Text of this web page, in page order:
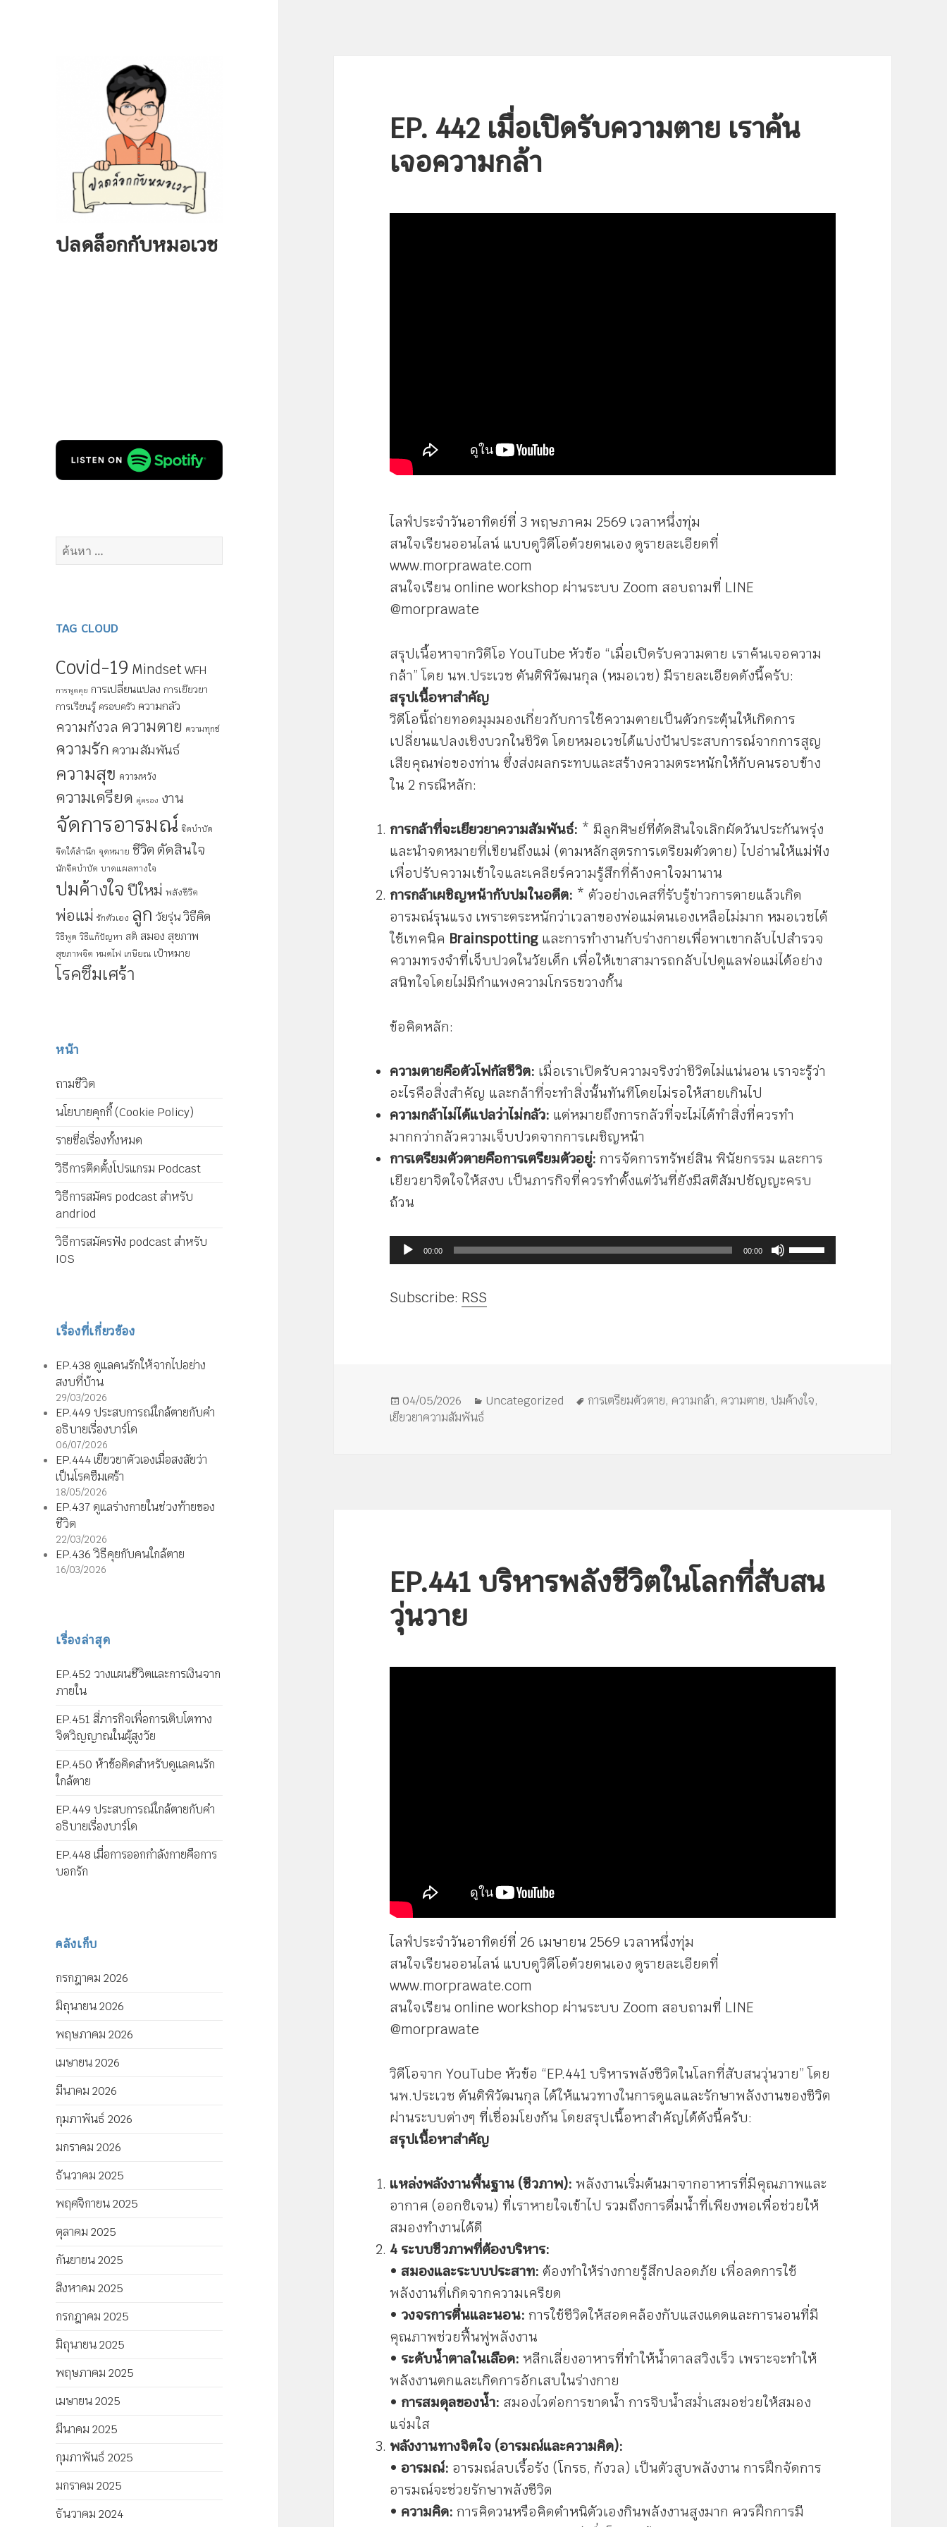
ปลดล็อกกับหมอเวช
ค้นหา
TAG CLOUD
Covid-19 Mindset WFH
การพูดคุย การเปลี่ยนแปลง การเยียวยา
การเรียนรู้ ครอบครัว ความกลัว
ความกังวล ความตาย ความทุกข์
ความรัก ความสัมพันธ์
ความสุข ความหวัง
ความเครียด คู่ครอง งาน
จัดการอารมณ์ จิตบำบัด
จิตใต้สำนึก จุดหมาย ชีวิต ตัดสินใจ
นักจิตบำบัด บาดแผลทางใจ
ปมค้างใจ ปีใหม่ พลังชีวิต
พ่อแม่ รักตัวเอง ลูก วัยรุ่นวิธีคิด
วิธีพูด วิธีแก้ปัญหา สติ สมอง สุขภาพ
สุขภาพจิต หมดไฟ เกษียณ เป้าหมาย
โรคซึมเศร้า
หน้า
ถามชีวิต
นโยบายคุกกี้ (Cookie Policy)
รายชื่อเรื่องทั้งหมด
วิธีการติดตั้งโปรแกรม Podcast
วิธีการสมัคร podcast สำหรับ
andriod
วิธีการสมัครฟัง podcast สำหรับ
IOS
เรื่องที่เกี่ยวข้อง
EP.438 ดูแลคนรักให้จากไปอย่าง
สงบที่บ้าน
29/03/2026
EP.449 ประสบการณ์ใกล้ตายกับคำ
อธิบายเรื่องบาร์โด
06/07/2026
EP.444 เยียวยาตัวเองเมื่อสงสัยว่า
เป็นโรคซึมเศร้า
18/05/2026
EP.437 ดูแลร่างกายในช่วงท้ายของ
ชีวิต
22/03/2026
EP.436 วิธีคุยกับคนใกล้ตาย
16/03/2026
เรื่องล่าสุด
EP.452 วางแผนชีวิตและการเงินจาก
ภายใน
EP.451 สี่ภารกิจเพื่อการเติบโตทาง
จิตวิญญาณในผู้สูงวัย
EP.450 ห้าข้อคิดสำหรับดูแลคนรัก
ใกล้ตาย
EP.449 ประสบการณ์ใกล้ตายกับคำ
อธิบายเรื่องบาร์โด
EP.448 เมื่อการออกกำลังกายคือการ
บอกรัก
คลังเก็บ
กรกฎาคม 2026
มิถุนายน 2026
พฤษภาคม 2026
เมษายน 2026
มีนาคม 2026
กุมภาพันธ์ 2026
มกราคม 2026
ธันวาคม 2025
พฤศจิกายน 2025
ตุลาคม 2025
กันยายน 2025
สิงหาคม 2025
กรกฎาคม 2025
มิถุนายน 2025
พฤษภาคม 2025
เมษายน 2025
มีนาคม 2025
กุมภาพันธ์ 2025
มกราคม 2025
ธันวาคม 2024
EP. 442 เมื่อเปิดรับความตาย เราค้น
เจอความกล้า
ไลฟ์ประจำวันอาทิตย์ที่ 3 พฤษภาคม 2569 เวลาหนึ่งทุ่ม
สนใจเรียนออนไลน์ แบบดูวิดีโอด้วยตนเอง ดูรายละเอียดที่
www.morprawate.com
สนใจเรียน online workshop ผ่านระบบ Zoom สอบถามที่ LINE
@morprawate
สรุปเนื้อหาจากวิดีโอ YouTube หัวข้อ “เมื่อเปิดรับความตาย เราค้นเจอความ
กล้า” โดย นพ.ประเวช ตันติพิวัฒนกุล (หมอเวช) มีรายละเอียดดังนี้ครับ:
สรุปเนื้อหาสำคัญ
วิดีโอนี้ถ่ายทอดมุมมองเกี่ยวกับการใช้ความตายเป็นตัวกระตุ้นให้เกิดการ
เปลี่ยนแปลงเชิงบวกในชีวิต โดยหมอเวชได้แบ่งปันประสบการณ์จากการสูญ
เสียคุณพ่อของท่าน ซึ่งส่งผลกระทบและสร้างความตระหนักให้กับคนรอบข้าง
ใน 2 กรณีหลัก:
การกล้าที่จะเยียวยาความสัมพันธ์: * มีลูกศิษย์ที่ตัดสินใจเลิกผัดวันประกันพรุ่ง
และนำจดหมายที่เขียนถึงแม่ (ตามหลักสูตรการเตรียมตัวตาย) ไปอ่านให้แม่ฟัง
เพื่อปรับความเข้าใจและเคลียร์ความรู้สึกที่ค้างคาใจมานาน
การกล้าเผชิญหน้ากับปมในอดีต: * ตัวอย่างเคสที่รับรู้ข่าวการตายแล้วเกิด
อารมณ์รุนแรง เพราะตระหนักว่าเวลาของพ่อแม่ตนเองเหลือไม่มาก หมอเวชได้
ใช้เทคนิค Brainspotting และการทำงานกับร่างกายเพื่อพาเขากลับไปสำรวจ
ความทรงจำที่เจ็บปวดในวัยเด็ก เพื่อให้เขาสามารถกลับไปดูแลพ่อแม่ได้อย่าง
สนิทใจโดยไม่มีกำแพงความโกรธขวางกั้น
ข้อคิดหลัก:
ความตายคือตัวโฟกัสชีวิต: เมื่อเราเปิดรับความจริงว่าชีวิตไม่แน่นอน เราจะรู้ว่า
อะไรคือสิ่งสำคัญ และกล้าที่จะทำสิ่งนั้นทันทีโดยไม่รอให้สายเกินไป
ความกล้าไม่ได้แปลว่าไม่กลัว: แต่หมายถึงการกลัวที่จะไม่ได้ทำสิ่งที่ควรทำ
มากกว่ากลัวความเจ็บปวดจากการเผชิญหน้า
การเตรียมตัวตายคือการเตรียมตัวอยู่: การจัดการทรัพย์สิน พินัยกรรม และการ
เยียวยาจิตใจให้สงบ เป็นภารกิจที่ควรทำตั้งแต่วันที่ยังมีสติสัมปชัญญะครบ
ถ้วน
ตัว
เล่น
ไฟล์
00:00 00:00
ใช้
ปุ่ม
เพิ่ม
Subscribe: RSS
เขียน
เมื่อ
04/05/2026
หมวด
Uncategorized
ป้าย
การเตรียมตัวตาย, ความกล้า, ความตาย, ปมค้างใจ,
เยียวยาความสัมพันธ์
EP.441 บริหารพลังชีวิตในโลกที่สับสน
วุ่นวาย
ไลฟ์ประจำวันอาทิตย์ที่ 26 เมษายน 2569 เวลาหนึ่งทุ่ม
สนใจเรียนออนไลน์ แบบดูวิดีโอด้วยตนเอง ดูรายละเอียดที่
www.morprawate.com
สนใจเรียน online workshop ผ่านระบบ Zoom สอบถามที่ LINE
@morprawate
วิดีโอจาก YouTube หัวข้อ “EP.441 บริหารพลังชีวิตในโลกที่สับสนวุ่นวาย” โดย
นพ.ประเวช ตันติพิวัฒนกุล ได้ให้แนวทางในการดูแลและรักษาพลังงานของชีวิต
ผ่านระบบต่างๆ ที่เชื่อมโยงกัน โดยสรุปเนื้อหาสำคัญได้ดังนี้ครับ:
สรุปเนื้อหาสำคัญ
แหล่งพลังงานพื้นฐาน (ชีวภาพ): พลังงานเริ่มต้นมาจากอาหารที่มีคุณภาพและ
อากาศ (ออกซิเจน) ที่เราหายใจเข้าไป รวมถึงการดื่มน้ำที่เพียงพอเพื่อช่วยให้
สมองทำงานได้ดี
4 ระบบชีวภาพที่ต้องบริหาร:
•สมองและระบบประสาท: ต้องทำให้ร่างกายรู้สึกปลอดภัย เพื่อลดการใช้
พลังงานที่เกิดจากความเครียด
•วงจรการตื่นและนอน: การใช้ชีวิตให้สอดคล้องกับแสงแดดและการนอนที่มี
คุณภาพช่วยฟื้นฟูพลังงาน
• ระดับน้ำตาลในเลือด: หลีกเลี่ยงอาหารที่ทำให้น้ำตาลสวิงเร็ว เพราะจะทำให้
พลังงานตกและเกิดการอักเสบในร่างกาย
• การสมดุลของน้ำ: สมองไวต่อการขาดน้ำ การจิบน้ำสม่ำเสมอช่วยให้สมอง
แจ่มใส
พลังงานทางจิตใจ (อารมณ์และความคิด):
•อารมณ์: อารมณ์ลบเรื้อรัง (โกรธ, กังวล) เป็นตัวสูบพลังงาน การฝึกจัดการ
อารมณ์จะช่วยรักษาพลังชีวิต
• ความคิด: การคิดวนหรือคิดตำหนิตัวเองกินพลังงานสูงมาก ควรฝึกการมี